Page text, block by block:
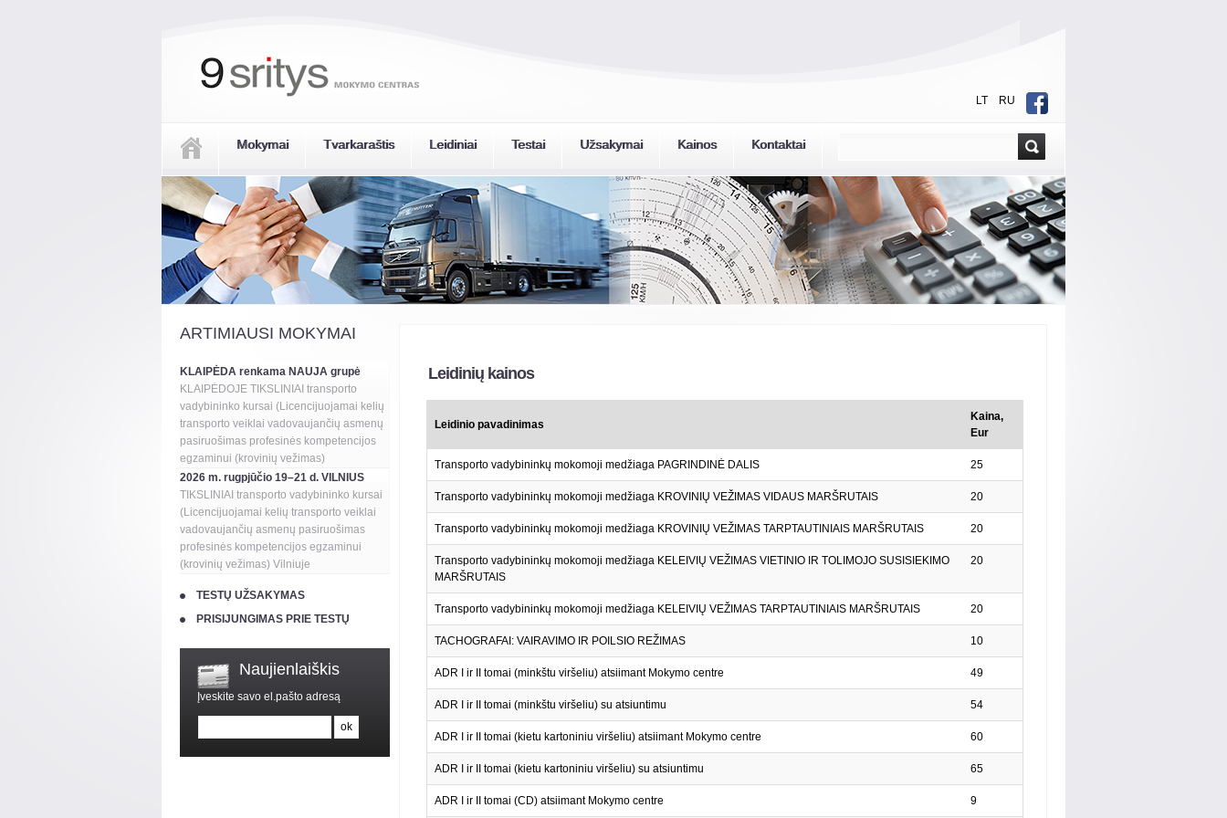
LT RU
Mokymai Tvarkaraštis Leidiniai Testai Užsakymai Kainos Kontaktai
ARTIMIAUSI MOKYMAI
KLAIPĖDA renkama NAUJA grupė
KLAIPĖDOJE TIKSLINIAI transporto
vadybininko kursai (Licencijuojamai kelių
transporto veiklai vadovaujančių asmenų
pasiruošimas profesinės kompetencijos
egzaminui (krovinių vežimas)
2026 m. rugpjūčio 19–21 d. VILNIUS
TIKSLINIAI transporto vadybininko kursai
(Licencijuojamai kelių transporto veiklai
vadovaujančių asmenų pasiruošimas
profesinės kompetencijos egzaminui
(krovinių vežimas) Vilniuje
TESTŲ UŽSAKYMAS
PRISIJUNGIMAS PRIE TESTŲ
Naujienlaiškis
Įveskite savo el.pašto adresą
Leidinių kainos
Leidinio pavadinimas
Kaina,
Eur
Transporto vadybininkų mokomoji medžiaga PAGRINDINĖ DALIS 25
Transporto vadybininkų mokomoji medžiaga KROVINIŲ VEŽIMAS VIDAUS MARŠRUTAIS 20
Transporto vadybininkų mokomoji medžiaga KROVINIŲ VEŽIMAS TARPTAUTINIAIS MARŠRUTAIS 20
Transporto vadybininkų mokomoji medžiaga KELEIVIŲ VEŽIMAS VIETINIO IR TOLIMOJO SUSISIEKIMO
MARŠRUTAIS
20
Transporto vadybininkų mokomoji medžiaga KELEIVIŲ VEŽIMAS TARPTAUTINIAIS MARŠRUTAIS 20
TACHOGRAFAI: VAIRAVIMO IR POILSIO REŽIMAS 10
ADR I ir II tomai (minkštu viršeliu) atsiimant Mokymo centre 49
ADR I ir II tomai (minkštu viršeliu) su atsiuntimu 54
ADR I ir II tomai (kietu kartoniniu viršeliu) atsiimant Mokymo centre 60
ADR I ir II tomai (kietu kartoniniu viršeliu) su atsiuntimu 65
ADR I ir II tomai (CD) atsiimant Mokymo centre 9